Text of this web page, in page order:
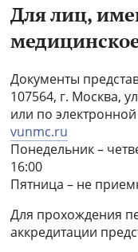
Для лиц,
Документы
107564, г. Москва,
или по
vunmc.ru
Понедельник –
16:00
Пятница – не
Для прохождения
аккредитации